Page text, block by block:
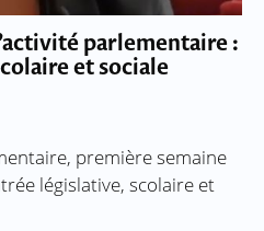
parlementaire :
et sociale
première semaine
législative, scolaire et